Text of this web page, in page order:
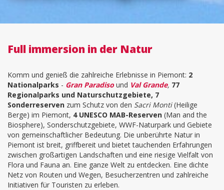
Full immersion in der Natur
Komm und genieß die zahlreiche Erlebnisse in Piemont: 2
Nationalparks - Gran Paradiso und Val Grande, 77
Regionalparks und Naturschutzgebiete, 7
Sonderreserven zum Schutz von den Sacri Monti(Heilige
Berge) im Piemont, 4 UNESCO MAB-Reserven (Man and the
Biosphere), Sonderschutzgebiete, WWF-Naturpark und Gebiete
von gemeinschaftlicher Bedeutung. Die unberührte Natur in
Piemont ist breit, griffbereit und bietet tauchenden Erfahrungen
zwischen großartigen Landschaften und eine riesige Vielfalt von
Flora und Fauna an. Eine ganze Welt zu entdecken. Eine dichte
Netz von Routen und Wegen, Besucherzentren und zahlreiche
Initiativen für Touristen zu erleben.